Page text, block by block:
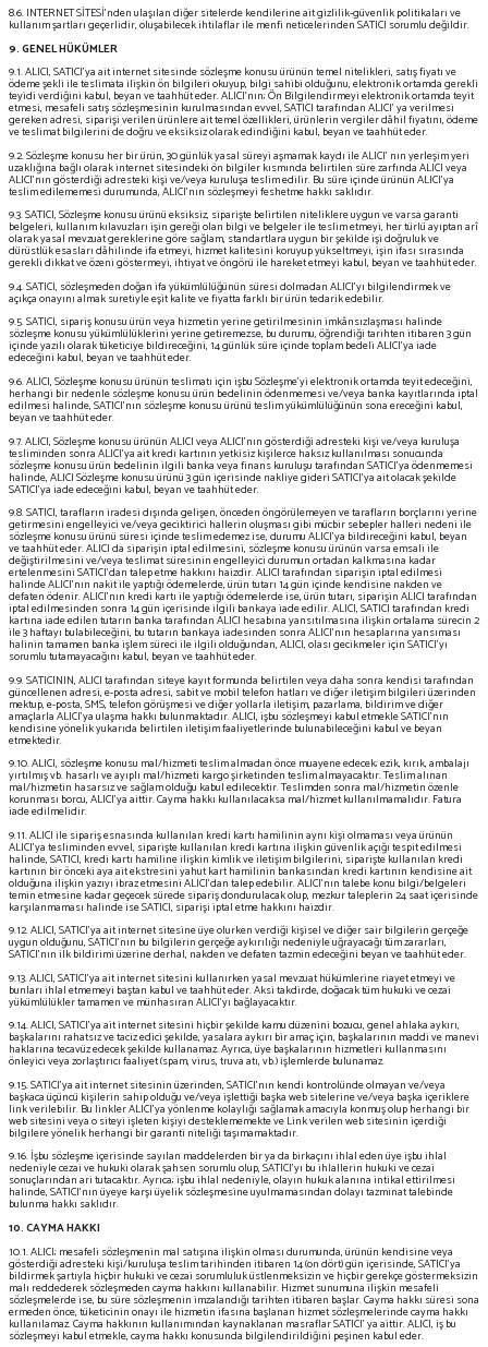
8.6. INTERNET SİTESİ'nden ulaşılan diğer sitelerde kendilerine ait gizlilik-güvenlik politikaları ve
kullanım şartları geçerlidir, oluşabilecek ihtilaflar ile menfi neticelerinden SATICI sorumlu değildir.
9. GENEL HÜKÜMLER
9.1. ALICI, SATICI’ya ait internet sitesinde sözleşme konusu ürünün temel nitelikleri, satış fiyatı ve
ödeme şekli ile teslimata ilişkin ön bilgileri okuyup, bilgi sahibi olduğunu, elektronik ortamda gerekli
teyidi verdiğini kabul, beyan ve taahhüt eder. ALICI’nın; Ön Bilgilendirmeyi elektronik ortamda teyit
etmesi, mesafeli satış sözleşmesinin kurulmasından evvel, SATICI tarafından ALICI' ya verilmesi
gereken adresi, siparişi verilen ürünlere ait temel özellikleri, ürünlerin vergiler dâhil fiyatını, ödeme
ve teslimat bilgilerini de doğru ve eksiksiz olarak edindiğini kabul, beyan ve taahhüt eder.
9.2. Sözleşme konusu her bir ürün, 30 günlük yasal süreyi aşmamak kaydı ile ALICI' nın yerleşim yeri
uzaklığına bağlı olarak internet sitesindeki ön bilgiler kısmında belirtilen süre zarfında ALICI veya
ALICI’nın gösterdiği adresteki kişi ve/veya kuruluşa teslim edilir. Bu süre içinde ürünün ALICI’ya
teslim edilememesi durumunda, ALICI’nın sözleşmeyi feshetme hakkı saklıdır.
9.3. SATICI, Sözleşme konusu ürünü eksiksiz, siparişte belirtilen niteliklere uygun ve varsa garanti
belgeleri, kullanım kılavuzları işin gereği olan bilgi ve belgeler ile teslim etmeyi, her türlü ayıptan arî
olarak yasal mevzuat gereklerine göre sağlam, standartlara uygun bir şekilde işi doğruluk ve
dürüstlük esasları dâhilinde ifa etmeyi, hizmet kalitesini koruyup yükseltmeyi, işin ifası sırasında
gerekli dikkat ve özeni göstermeyi, ihtiyat ve öngörü ile hareket etmeyi kabul, beyan ve taahhüt eder.
9.4. SATICI, sözleşmeden doğan ifa yükümlülüğünün süresi dolmadan ALICI’yı bilgilendirmek ve
açıkça onayını almak suretiyle eşit kalite ve fiyatta farklı bir ürün tedarik edebilir.
9.5. SATICI, sipariş konusu ürün veya hizmetin yerine getirilmesinin imkânsızlaşması halinde
sözleşme konusu yükümlülüklerini yerine getiremezse, bu durumu, öğrendiği tarihten itibaren 3 gün
içinde yazılı olarak tüketiciye bildireceğini, 14 günlük süre içinde toplam bedeli ALICI’ya iade
edeceğini kabul, beyan ve taahhüt eder.
9.6. ALICI, Sözleşme konusu ürünün teslimatı için işbu Sözleşme’yi elektronik ortamda teyit edeceğini,
herhangi bir nedenle sözleşme konusu ürün bedelinin ödenmemesi ve/veya banka kayıtlarında iptal
edilmesi halinde, SATICI’nın sözleşme konusu ürünü teslim yükümlülüğünün sona ereceğini kabul,
beyan ve taahhüt eder.
9.7. ALICI, Sözleşme konusu ürünün ALICI veya ALICI’nın gösterdiği adresteki kişi ve/veya kuruluşa
tesliminden sonra ALICI'ya ait kredi kartının yetkisiz kişilerce haksız kullanılması sonucunda
sözleşme konusu ürün bedelinin ilgili banka veya finans kuruluşu tarafından SATICI'ya ödenmemesi
halinde, ALICI Sözleşme konusu ürünü 3 gün içerisinde nakliye gideri SATICI’ya ait olacak şekilde
SATICI’ya iade edeceğini kabul, beyan ve taahhüt eder.
9.8. SATICI, tarafların iradesi dışında gelişen, önceden öngörülemeyen ve tarafların borçlarını yerine
getirmesini engelleyici ve/veya geciktirici hallerin oluşması gibi mücbir sebepler halleri nedeni ile
sözleşme konusu ürünü süresi içinde teslim edemez ise, durumu ALICI'ya bildireceğini kabul, beyan
ve taahhüt eder. ALICI da siparişin iptal edilmesini, sözleşme konusu ürünün varsa emsali ile
değiştirilmesini ve/veya teslimat süresinin engelleyici durumun ortadan kalkmasına kadar
ertelenmesini SATICI’dan talep etme hakkını haizdir. ALICI tarafından siparişin iptal edilmesi
halinde ALICI’nın nakit ile yaptığı ödemelerde, ürün tutarı 14 gün içinde kendisine nakden ve
defaten ödenir. ALICI’nın kredi kartı ile yaptığı ödemelerde ise, ürün tutarı, siparişin ALICI tarafından
iptal edilmesinden sonra 14 gün içerisinde ilgili bankaya iade edilir. ALICI, SATICI tarafından kredi
kartına iade edilen tutarın banka tarafından ALICI hesabına yansıtılmasına ilişkin ortalama sürecin 2
ile 3 haftayı bulabileceğini, bu tutarın bankaya iadesinden sonra ALICI’nın hesaplarına yansıması
halinin tamamen banka işlem süreci ile ilgili olduğundan, ALICI, olası gecikmeler için SATICI’yı
sorumlu tutamayacağını kabul, beyan ve taahhüt eder.
9.9. SATICININ, ALICI tarafından siteye kayıt formunda belirtilen veya daha sonra kendisi tarafından
güncellenen adresi, e-posta adresi, sabit ve mobil telefon hatları ve diğer iletişim bilgileri üzerinden
mektup, e-posta, SMS, telefon görüşmesi ve diğer yollarla iletişim, pazarlama, bildirim ve diğer
amaçlarla ALICI’ya ulaşma hakkı bulunmaktadır. ALICI, işbu sözleşmeyi kabul etmekle SATICI’nın
kendisine yönelik yukarıda belirtilen iletişim faaliyetlerinde bulunabileceğini kabul ve beyan
etmektedir.
9.10. ALICI, sözleşme konusu mal/hizmeti teslim almadan önce muayene edecek; ezik, kırık, ambalajı
yırtılmış vb. hasarlı ve ayıplı mal/hizmeti kargo şirketinden teslim almayacaktır. Teslim alınan
mal/hizmetin hasarsız ve sağlam olduğu kabul edilecektir. Teslimden sonra mal/hizmetin özenle
korunması borcu, ALICI’ya aittir. Cayma hakkı kullanılacaksa mal/hizmet kullanılmamalıdır. Fatura
iade edilmelidir.
9.11. ALICI ile sipariş esnasında kullanılan kredi kartı hamilinin aynı kişi olmaması veya ürünün
ALICI’ya tesliminden evvel, siparişte kullanılan kredi kartına ilişkin güvenlik açığı tespit edilmesi
halinde, SATICI, kredi kartı hamiline ilişkin kimlik ve iletişim bilgilerini, siparişte kullanılan kredi
kartının bir önceki aya ait ekstresini yahut kart hamilinin bankasından kredi kartının kendisine ait
olduğuna ilişkin yazıyı ibraz etmesini ALICI’dan talep edebilir. ALICI’nın talebe konu bilgi/belgeleri
temin etmesine kadar geçecek sürede sipariş dondurulacak olup, mezkur taleplerin 24 saat içerisinde
karşılanmaması halinde ise SATICI, siparişi iptal etme hakkını haizdir.
9.12. ALICI, SATICI’ya ait internet sitesine üye olurken verdiği kişisel ve diğer sair bilgilerin gerçeğe
uygun olduğunu, SATICI’nın bu bilgilerin gerçeğe aykırılığı nedeniyle uğrayacağı tüm zararları,
SATICI’nın ilk bildirimi üzerine derhal, nakden ve defaten tazmin edeceğini beyan ve taahhüt eder.
9.13. ALICI, SATICI’ya ait internet sitesini kullanırken yasal mevzuat hükümlerine riayet etmeyi ve
bunları ihlal etmemeyi baştan kabul ve taahhüt eder. Aksi takdirde, doğacak tüm hukuki ve cezai
yükümlülükler tamamen ve münhasıran ALICI’yı bağlayacaktır.
9.14. ALICI, SATICI’ya ait internet sitesini hiçbir şekilde kamu düzenini bozucu, genel ahlaka aykırı,
başkalarını rahatsız ve taciz edici şekilde, yasalara aykırı bir amaç için, başkalarının maddi ve manevi
haklarına tecavüz edecek şekilde kullanamaz. Ayrıca, üye başkalarının hizmetleri kullanmasını
önleyici veya zorlaştırıcı faaliyet (spam, virus, truva atı, vb.) işlemlerde bulunamaz.
9.15. SATICI’ya ait internet sitesinin üzerinden, SATICI’nın kendi kontrolünde olmayan ve/veya
başkaca üçüncü kişilerin sahip olduğu ve/veya işlettiği başka web sitelerine ve/veya başka içeriklere
link verilebilir. Bu linkler ALICI’ya yönlenme kolaylığı sağlamak amacıyla konmuş olup herhangi bir
web sitesini veya o siteyi işleten kişiyi desteklememekte ve Link verilen web sitesinin içerdiği
bilgilere yönelik herhangi bir garanti niteliği taşımamaktadır.
9.16. İşbu sözleşme içerisinde sayılan maddelerden bir ya da birkaçını ihlal eden üye işbu ihlal
nedeniyle cezai ve hukuki olarak şahsen sorumlu olup, SATICI’yı bu ihlallerin hukuki ve cezai
sonuçlarından ari tutacaktır. Ayrıca; işbu ihlal nedeniyle, olayın hukuk alanına intikal ettirilmesi
halinde, SATICI’nın üyeye karşı üyelik sözleşmesine uyulmamasından dolayı tazminat talebinde
bulunma hakkı saklıdır.
10. CAYMA HAKKI
10.1. ALICI; mesafeli sözleşmenin mal satışına ilişkin olması durumunda, ürünün kendisine veya
gösterdiği adresteki kişi/kuruluşa teslim tarihinden itibaren 14 (on dört) gün içerisinde, SATICI’ya
bildirmek şartıyla hiçbir hukuki ve cezai sorumluluk üstlenmeksizin ve hiçbir gerekçe göstermeksizin
malı reddederek sözleşmeden cayma hakkını kullanabilir. Hizmet sunumuna ilişkin mesafeli
sözleşmelerde ise, bu süre sözleşmenin imzalandığı tarihten itibaren başlar. Cayma hakkı süresi sona
ermeden önce, tüketicinin onayı ile hizmetin ifasına başlanan hizmet sözleşmelerinde cayma hakkı
kullanılamaz. Cayma hakkının kullanımından kaynaklanan masraflar SATICI’ ya aittir. ALICI, iş bu
sözleşmeyi kabul etmekle, cayma hakkı konusunda bilgilendirildiğini peşinen kabul eder.